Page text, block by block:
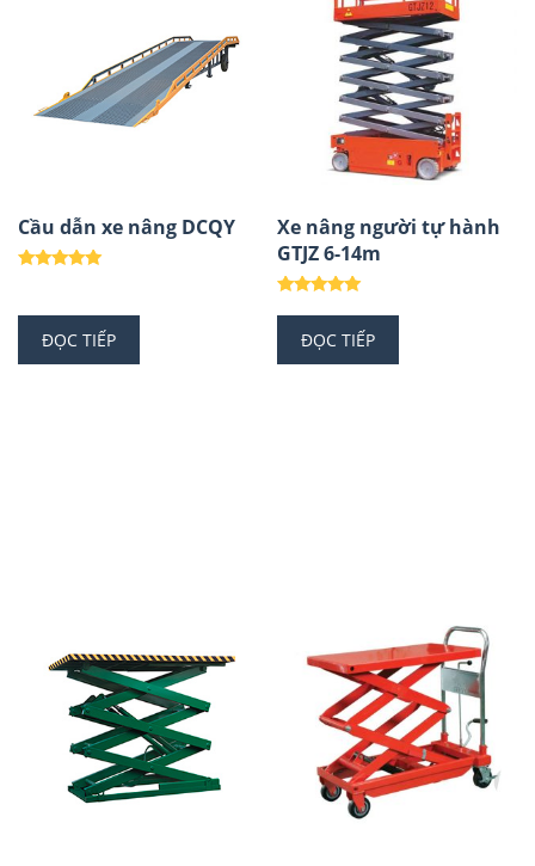
Cầu dẫn xe nâng DCQY
5.00
ĐỌC TIẾP
Xe nâng người tự hành
GTJZ 6-14m
5.00
5 sao
ĐỌC TIẾP